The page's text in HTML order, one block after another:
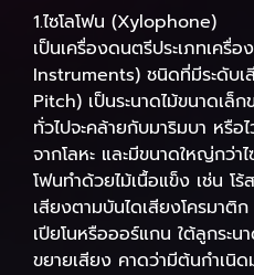
1.ไซโลโฟน (Xylophone)
เป็นเครื่องดนตรีประเภทเครื่
Instruments) ชนิดที่มีระดับ
Pitch) เป็นระนาดไม้ขนาดเ
ทั่วไปจะคล้ายกับมาริมบา หรือ
จากโลหะ และมีขนาดใหญ่กว่า
โฟนทำด้วยไม้เนื้อแข็ง เช่น โ
เสียงตามบันไดเสียงโครมาติ
เปียโนหรือออร์แกน ใต้ลูกระ
ขยายเสียง คาดว่ามีต้นกำเนิด